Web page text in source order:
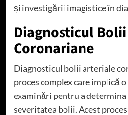
și investigării imagistice în
Diagnosticul
Coronariane
Diagnosticul bolii arteriale
proces complex care implică
examinări pentru a determina
severitatea bolii. Acest